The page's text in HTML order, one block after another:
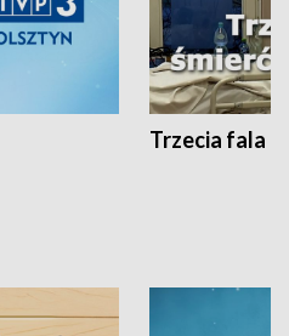
Trzecia fala -